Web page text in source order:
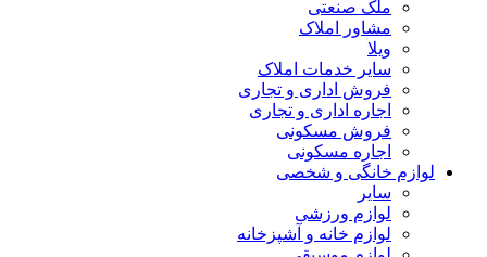
ملک صنعتی
مشاور املاک
ویلا
سایر خدمات املاک
فروش اداری و تجاری
اجاره اداری و تجاری
فروش مسکونی
اجاره مسکونی
لوازم خانگی و شخصی
سایر
لوازم ورزشی
لوازم خانه و آشپزخانه